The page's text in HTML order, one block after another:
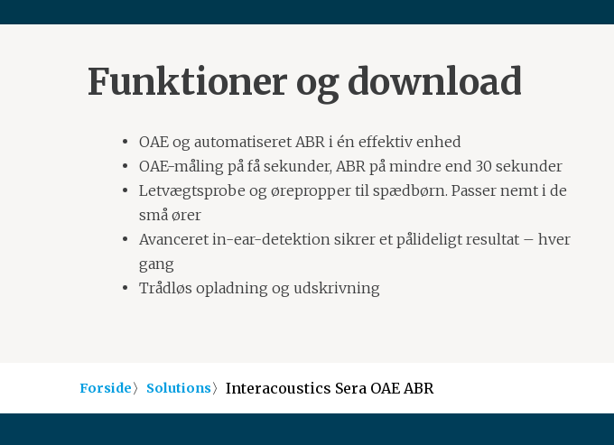
Funktioner og download
OAE og automatiseret ABR i én effektiv enhed
OAE-måling på få sekunder, ABR på mindre end 30 sekunder
Letvægtsprobe og ørepropper til spædbørn. Passer nemt i de
små ører
Avanceret in-ear-detektion sikrer et pålideligt resultat – hver
gang
Trådløs opladning og udskrivning
Forside〉 Solutions〉 Interacoustics Sera OAE ABR